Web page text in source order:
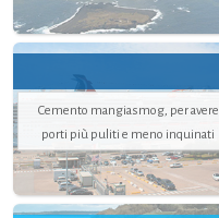
Cemento mangiasmog, per avere
porti più puliti e meno inquinati